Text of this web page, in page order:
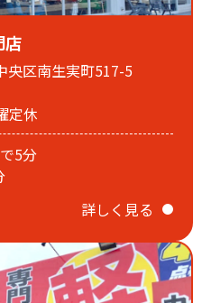
となります。
解のほど、よろしくお願い
店
央区南生実町517-5
定休
5分
詳しく見る